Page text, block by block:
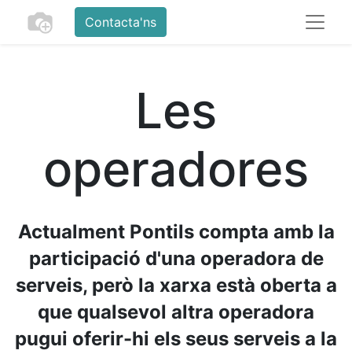
Contacta'ns
Les
operadores
Actualment Pontils compta amb la
participació d'una operadora de
serveis, però la xarxa està oberta a
que qualsevol altra operadora
pugui oferir-hi els seus serveis a la